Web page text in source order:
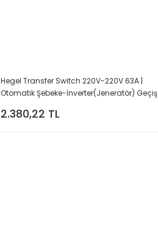
Hegel Transfer Switch 220V-220V 63A |
Otomatik Şebeke-İnverter(Jeneratör) Geçiş
2.380,22 TL